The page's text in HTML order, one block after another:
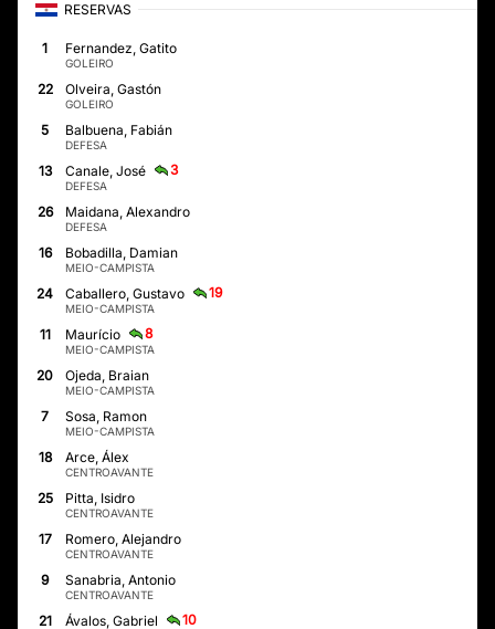
RESERVAS
1 Fernandez, Gatito
GOLEIRO
22 Olveira, Gastón
GOLEIRO
5 Balbuena, Fabián
DEFESA
13 Canale, José 3
DEFESA
26 Maidana, Alexandro
DEFESA
16 Bobadilla, Damian
MEIO-CAMPISTA
24 Caballero, Gustavo 19
MEIO-CAMPISTA
11 Maurício 8
MEIO-CAMPISTA
20 Ojeda, Braian
MEIO-CAMPISTA
7 Sosa, Ramon
MEIO-CAMPISTA
18 Arce, Álex
CENTROAVANTE
25 Pitta, Isidro
CENTROAVANTE
17 Romero, Alejandro
CENTROAVANTE
9 Sanabria, Antonio
CENTROAVANTE
21 Ávalos, Gabriel 10